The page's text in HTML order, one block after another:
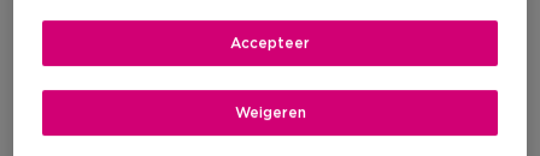
IN WINKELMANDJE
Levering aan huis
Weigeren
Accepteer